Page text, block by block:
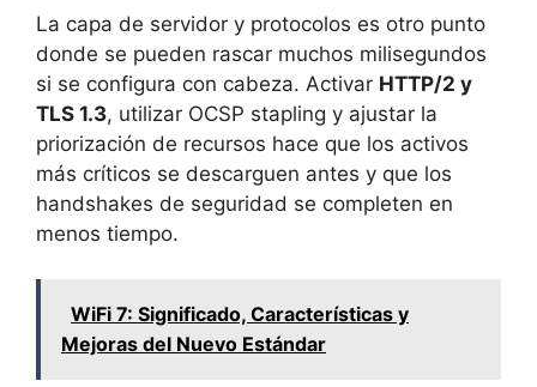
La capa de servidor y protocolos es otro punto
donde se pueden rascar muchos milisegundos
si se configura con cabeza. Activar HTTP/2 y
TLS 1.3, utilizar OCSP stapling y ajustar la
priorización de recursos hace que los activos
más críticos se descarguen antes y que los
handshakes de seguridad se completen en
menos tiempo.
WiFi 7: Significado, Características y
Mejoras del Nuevo Estándar